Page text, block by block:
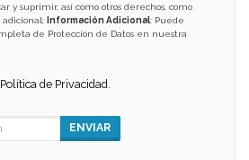
y suprimir, así como otros derechos, como
Información Adicional: Puede
de Protección de Datos en nuestra
Política de Privacidad
ENVIAR